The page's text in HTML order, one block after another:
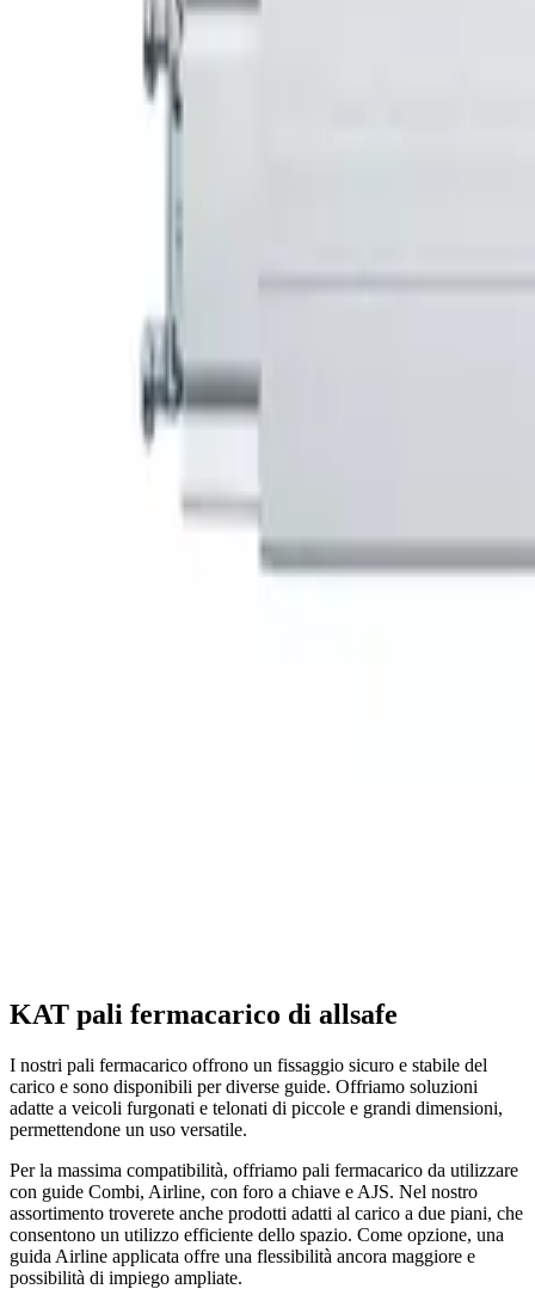
KAT pali fermacarico di allsafe
I nostri pali fermacarico offrono un fissaggio sicuro e stabile del
carico e sono disponibili per diverse guide. Offriamo soluzioni
adatte a veicoli furgonati e telonati di piccole e grandi dimensioni,
permettendone un uso versatile.
Per la massima compatibilità, offriamo pali fermacarico da utilizzare
con guide Combi, Airline, con foro a chiave e AJS. Nel nostro
assortimento troverete anche prodotti adatti al carico a due piani, che
consentono un utilizzo efficiente dello spazio. Come opzione, una
guida Airline applicata offre una flessibilità ancora maggiore e
possibilità di impiego ampliate.